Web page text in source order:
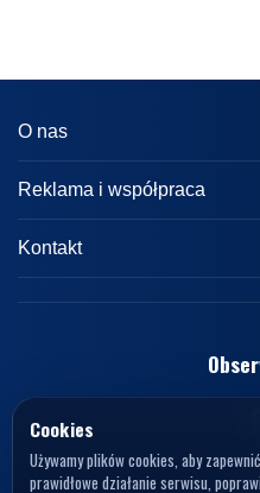
O nas
Informacje o portalu
Redakcja
Kontakt
Reklama i współpraca
Reklama
Zasady współpracy
Kontakt
kontakt@knews.pl
Polska
NIP: 7272595979
Cookies
Używamy plików cookies, aby zapewnić
prawidłowe działanie serwisu,